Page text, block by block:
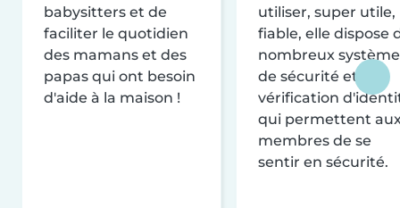
babysitters et de
faciliter le quotidien
des mamans et des
papas qui ont besoin
d'aide à la maison !
utiliser, super utile,
fiable, elle dispose
nombreux
de sécurité et de
vérification
qui permettent
membres de se
sentir en sécurité.